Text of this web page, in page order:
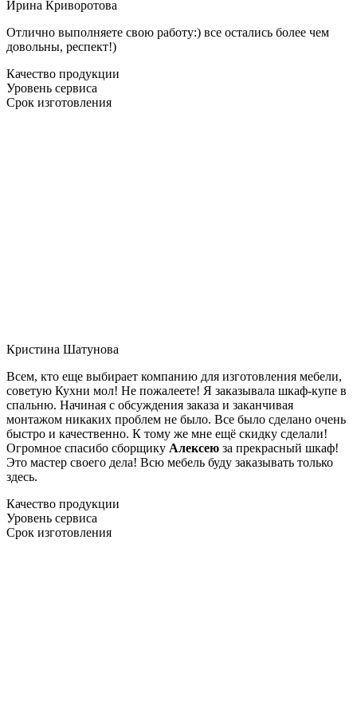
Ирина Криворотова
Отлично выполняете свою работу:) все остались более чем
довольны, респект!)
Качество продукции
Уровень сервиса
Срок изготовления
Кристина Шатунова
Всем, кто еще выбирает компанию для изготовления мебели,
советую Кухни мол! Не пожалеете! Я заказывала шкаф-купе в
спальню. Начиная с обсуждения заказа и заканчивая
монтажом никаких проблем не было. Все было сделано очень
быстро и качественно. К тому же мне ещё скидку сделали!
Огромное спасибо сборщику Алексею за прекрасный шкаф!
Это мастер своего дела! Всю мебель буду заказывать только
здесь.
Качество продукции
Уровень сервиса
Срок изготовления